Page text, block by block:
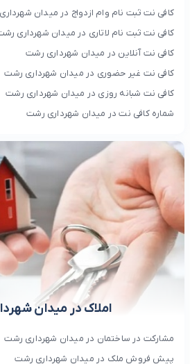
کافی نت ثبت نام وام ازدواج در میدان
کافی نت ثبت نام لاتاری در میدان شهرداری
کافی نت آنلاین در میدان شهرداری رشت
کافی نت غیر حضوری در میدان شهرداری رشت
کافی نت شبانه روزی در میدان شهرداری رشت
شماره کافی نت در میدان شهرداری رشت
املاک در میدان
مشارکت در ساختمان در میدان شهرداری رشت
پیش فروش ملک در میدان شهرداری رشت